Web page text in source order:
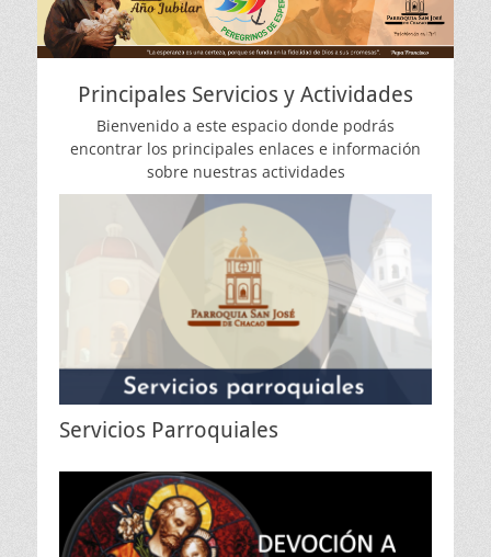
Principales Servicios y Actividades
Bienvenido a este espacio donde podrás
encontrar los principales enlaces e información
sobre nuestras actividades
Servicios Parroquiales